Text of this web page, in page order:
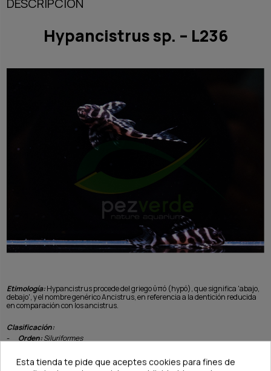
DESCRIPCIÓN
Hypancistrus sp. – L236
Etimología:Hypancistrus procede del griego ὑπό (hypó), que significa 'abajo,
debajo', y el nombre genérico Ancistrus, en referencia a la dentición reducida
en comparación con los ancistrus.
Clasificación:
-Orden:Siluriformes
-Género:Hypancistrus
Esta tienda te pide que aceptes cookies para fines de